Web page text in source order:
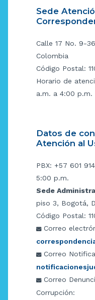
Sede
Calle 17 No. 9-
Colombia
Código Postal:
Horario de
a.m. a 4:00 p.m.
Datos de
Atención al
PBX: +57 601
5:00 p.m.
Sede
piso 3, Bogotá,
Código Postal:
Correo
Correo
Correo
Corrupción: